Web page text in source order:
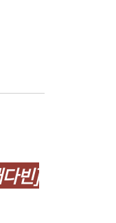
빈]